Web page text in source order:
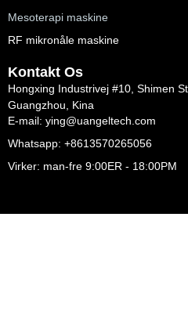
Mesoterapi maskine
RF mikronåle maskine
Kontakt Os
Hongxing Industrivej #10, Shimen
Guangzhou, Kina
E-mail: ying@uangeltech.com
Whatsapp: +8613570265056
Virker: man-fre 9:00ER - 18:00PM